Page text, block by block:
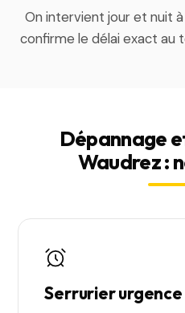
On intervient jour et nuit
confirme le délai exact au
Dépannage
Waudrez :
Serrurier urgence